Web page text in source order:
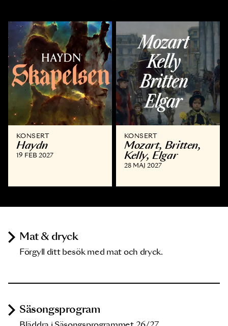
KONSERT
Haydn
19 FEB 2027
KONSERT
Mozart, Britten,
Kelly, Elgar
28 MAJ 2027
Mat & dryck
Förgyll ditt besök med mat och dryck.
Säsongsprogram